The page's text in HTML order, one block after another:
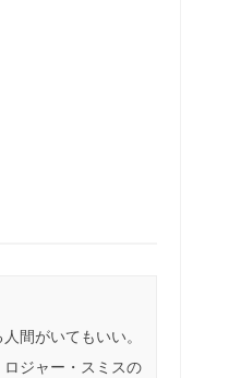
間がいてもいい。
ジャー・スミスの